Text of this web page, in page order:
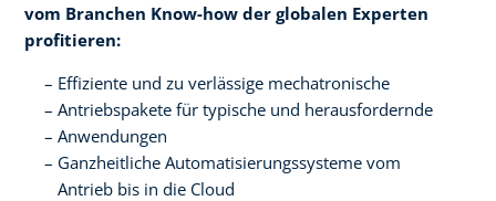
vom Branchen Know-how der globalen Experten
profitieren:​
Effiziente und zu verlässige mechatronische​
Antriebspakete für typische und herausfordernde​
Anwendungen ​
Ganzheitliche Automatisierungssysteme vom ​
Antrieb bis in die Cloud